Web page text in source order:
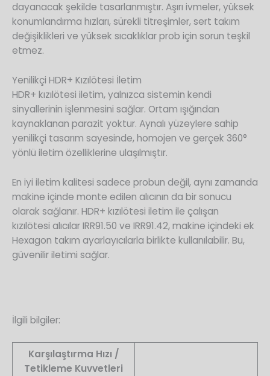
dayanacak şekilde tasarlanmıştır. Aşırı ivmeler, yüksek
konumlandırma hızları, sürekli titreşimler, sert takım
değişiklikleri ve yüksek sıcaklıklar prob için sorun teşkil
etmez.
Yenilikçi HDR+ Kızılötesi İletim
HDR+ kızılötesi iletim, yalnızca sistemin kendi
sinyallerinin işlenmesini sağlar. Ortam ışığından
kaynaklanan parazit yoktur. Aynalı yüzeylere sahip
yenilikçi tasarım sayesinde, homojen ve gerçek 360°
yönlü iletim özelliklerine ulaşılmıştır.
En iyi iletim kalitesi sadece probun değil, aynı zamanda
makine içinde monte edilen alıcının da bir sonucu
olarak sağlanır. HDR+ kızılötesi iletim ile çalışan
kızılötesi alıcılar IRR91.50 ve IRR91.42, makine içindeki ek
Hexagon takım ayarlayıcılarla birlikte kullanılabilir. Bu,
güvenilir iletimi sağlar.
İlgili bilgiler:
Karşılaştırma Hızı /
Tetikleme Kuvvetleri